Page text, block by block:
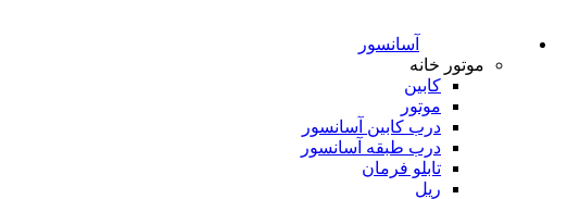
آسانسور
موتور خانه
کابین
موتور
درب کابین آسانسور
درب طبقه آسانسور
تابلو فرمان
ریل